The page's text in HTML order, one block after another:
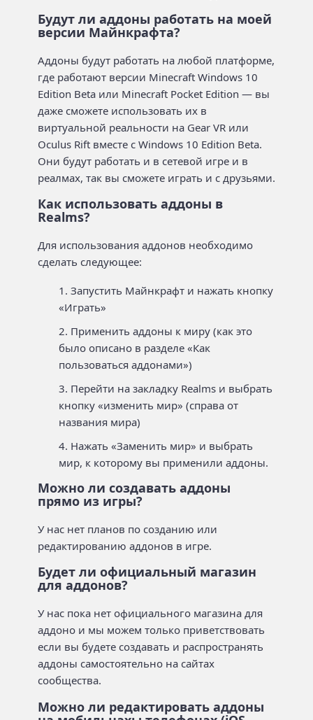
Будут ли аддоны работать на моей
версии Майнкрафта?
Аддоны будут работать на любой платформе,
где работают версии Minecraft Windows 10
Edition Beta или Minecraft Pocket Edition — вы
даже сможете использовать их в
виртуальной реальности на Gear VR или
Oculus Rift вместе с Windows 10 Edition Beta.
Они будут работать и в сетевой игре и в
реалмах, так вы сможете играть и с друзьями.
Как использовать аддоны в
Realms?
Для использования аддонов необходимо
сделать следующее:
Запустить Майнкрафт и нажать кнопку
«Играть»
Применить аддоны к миру (как это
было описано в разделе «Как
пользоваться аддонами»)
Перейти на закладку Realms и выбрать
кнопку «изменить мир» (справа от
названия мира)
Нажать «Заменить мир» и выбрать
мир, к которому вы применили аддоны.
Можно ли создавать аддоны
прямо из игры?
У нас нет планов по созданию или
редактированию аддонов в игре.
Будет ли официальный магазин
для аддонов?
У нас пока нет официального магазина для
аддоно и мы можем только приветствовать
если вы будете создавать и распространять
аддоны самостоятельно на сайтах
сообщества.
Можно ли редактировать аддоны